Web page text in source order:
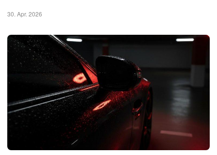
30. Apr. 2026